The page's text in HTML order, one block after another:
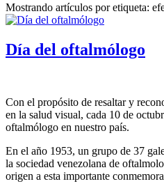
Mostrando artículos por etiqueta:
Día del oftalmólogo
Con el propósito de resaltar y
en la salud visual, cada 10 de
oftalmólogo en nuestro país.
En el año 1953, un grupo de 37
la sociedad venezolana de
origen a esta importante